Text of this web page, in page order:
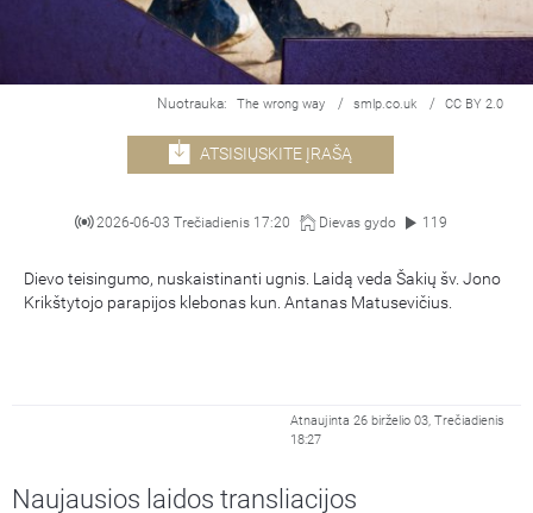
Nuotrauka: The wrong way / smlp.co.uk / CC BY 2.0
ATSISIŲSKITE ĮRAŠĄ
2026-06-03 Trečiadienis 17:20 Dievas gydo 119
Dievo teisingumo, nuskaistinanti ugnis. Laidą veda Šakių šv. Jono
Krikštytojo parapijos klebonas kun. Antanas Matusevičius.
Atnaujinta 26 birželio 03, Trečiadienis
18:27
Naujausios laidos transliacijos